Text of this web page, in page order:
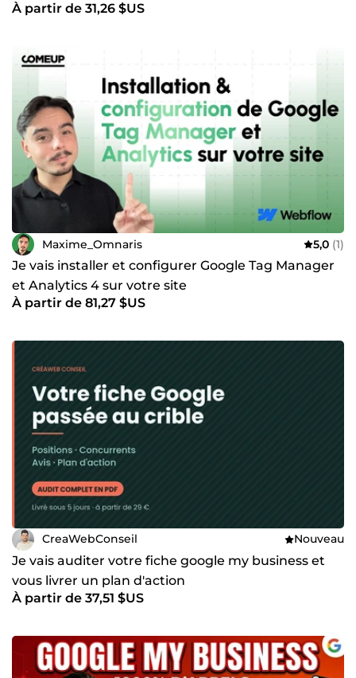
À partir de 31,26 $US
Maxime_Omnaris 5,0 (1)
Je vais installer et configurer Google Tag Manager
et Analytics 4 sur votre site
À partir de 81,27 $US
CreaWebConseil Nouveau
Je vais auditer votre fiche google my business et
vous livrer un plan d'action
À partir de 37,51 $US